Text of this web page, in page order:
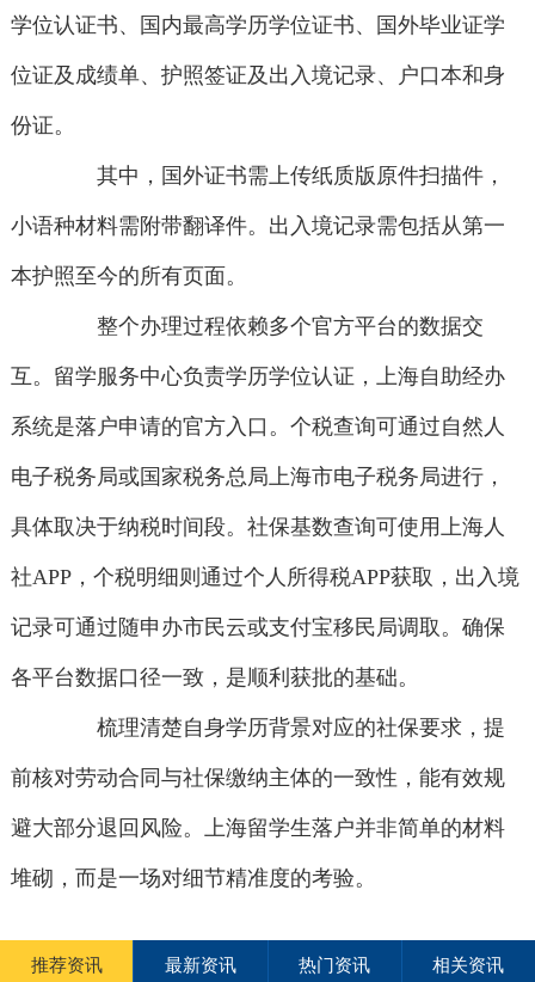
学位认证书、国内最高学历学位证书、国外毕业证学
位证及成绩单、护照签证及出入境记录、户口本和身
份证。
其中，国外证书需上传纸质版原件扫描件，
小语种材料需附带翻译件。出入境记录需包括从第一
本护照至今的所有页面。
整个办理过程依赖多个官方平台的数据交
互。留学服务中心负责学历学位认证，上海自助经办
系统是落户申请的官方入口。个税查询可通过自然人
电子税务局或国家税务总局上海市电子税务局进行，
具体取决于纳税时间段。社保基数查询可使用上海人
社APP，个税明细则通过个人所得税APP获取，出入境
记录可通过随申办市民云或支付宝移民局调取。确保
各平台数据口径一致，是顺利获批的基础。
梳理清楚自身学历背景对应的社保要求，提
前核对劳动合同与社保缴纳主体的一致性，能有效规
避大部分退回风险。上海留学生落户并非简单的材料
堆砌，而是一场对细节精准度的考验。
推荐资讯 最新资讯 热门资讯 相关资讯